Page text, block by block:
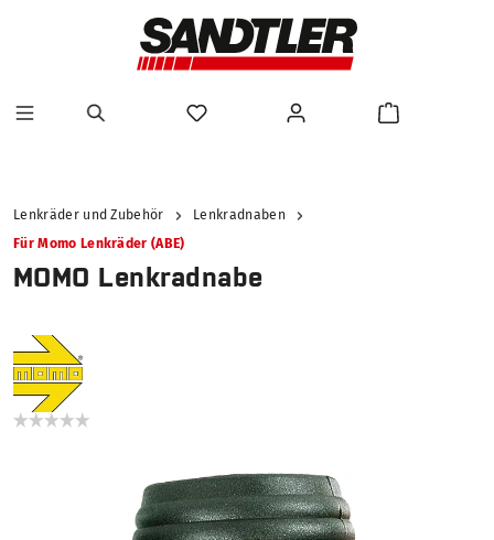
Lenkräder und Zubehör
Lenkradnaben
Für Momo Lenkräder (ABE)
MOMO Lenkradnabe
Bildergalerie überspringen